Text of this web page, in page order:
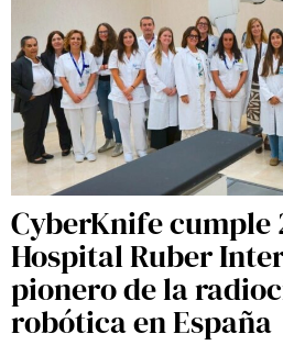
CyberKnife cumple
Hospital Ruber
pionero de la
robótica en España